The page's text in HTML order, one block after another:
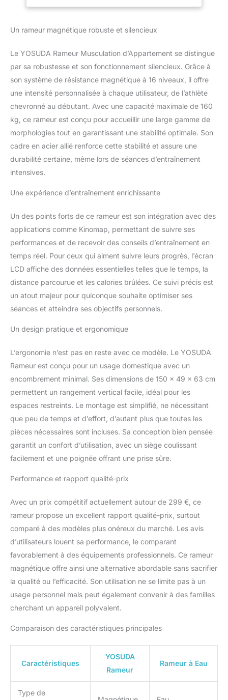
de l’environnement et
Plus de 3 000 000 de
foyers font confiance à
YOSUDA pour la qualité,
la sécurité et la
performance durable. 🚀
𝐏𝐋𝐔𝐒 𝐒𝐈𝐋𝐄𝐍𝐂𝐈𝐄𝐔𝐗 &
𝐃𝐔𝐑𝐀𝐁𝐋𝐄 – 𝐏𝐨𝐮𝐫 𝐯𝐨𝐭𝐫𝐞
𝐞𝐧𝐭𝐫𝐚î𝐧𝐞𝐦𝐞𝐧𝐭 𝐏𝐫𝐞𝐦𝐢𝐮𝐦 à
𝐝𝐨𝐦𝐢𝐜𝐢𝐥𝐞: Notre système
expérience de rame
acier robuste de 5 mm
supportant jusqu'à 160
kg, ce rameur YOSUDA
est conçu pour une
conception de rail
garantit durabilité et un
entraînement fluide –
idéal pour les utilisateurs
de 1,35 m à 2 m.
⚡𝐇𝐀𝐔𝐓𝐄 𝐏𝐔𝐈𝐒𝐒𝐀𝐍𝐂𝐄
𝐏𝐄𝐑𝐅𝐎𝐑𝐌𝐀𝐍𝐂𝐄
Entraînement
révolutionnaire avec
notre système de
résistance magnétique
HIGH-POWER. Volant
d'inertie de 6,3 kg et 16
niveaux de résistance
progressifs (environ 9-41
kg). Double les
possibilités
d'entraînement des
offrant du cardio doux
𝐂𝐎𝐍𝐍𝐄𝐂𝐓𝐈𝐕𝐈𝐓É
𝐈𝐍𝐓𝐄𝐋𝐋𝐈𝐆𝐄𝐍𝐓𝐄 &
𝐄𝐍𝐓𝐑𝐀Î𝐍𝐄𝐌𝐄𝐍𝐓𝐒
votre rameur via
Bluetooth à notre
application YOSUDA
pour des programmes
interactifs, des scénarios
virtuels et des courses.
Suivez en temps réel
(temps, distance,
calories, rythme,
cadence) sur le grand
écran LCD. Plongez dans
vos résultats. 🛠
Un rameur magnétique robuste et silencieux
Le YOSUDA Rameur Musculation d’Appartement se distingue
par sa robustesse et son fonctionnement silencieux. Grâce à
son système de résistance magnétique à 16 niveaux, il offre
une intensité personnalisée à chaque utilisateur, de l’athlète
chevronné au débutant. Avec une capacité maximale de 160
kg, ce rameur est conçu pour accueillir une large gamme de
morphologies tout en garantissant une stabilité optimale. Son
cadre en acier allié renforce cette stabilité et assure une
durabilité certaine, même lors de séances d’entraînement
intensives.
Une expérience d’entraînement enrichissante
Un des points forts de ce rameur est son intégration avec des
applications comme Kinomap, permettant de suivre ses
performances et de recevoir des conseils d’entraînement en
temps réel. Pour ceux qui aiment suivre leurs progrès, l’écran
LCD affiche des données essentielles telles que le temps, la
distance parcourue et les calories brûlées. Ce suivi précis est
un atout majeur pour quiconque souhaite optimiser ses
séances et atteindre ses objectifs personnels.
Un design pratique et ergonomique
L’ergonomie n’est pas en reste avec ce modèle. Le YOSUDA
Rameur est conçu pour un usage domestique avec un
encombrement minimal. Ses dimensions de 150 x 49 x 63 cm
permettent un rangement vertical facile, idéal pour les
espaces restreints. Le montage est simplifié, ne nécessitant
que peu de temps et d’effort, d’autant plus que toutes les
pièces nécessaires sont incluses. Sa conception bien pensée
garantit un confort d’utilisation, avec un siège coulissant
facilement et une poignée offrant une prise sûre.
Performance et rapport qualité-prix
Avec un prix compétitif actuellement autour de 299 €, ce
rameur propose un excellent rapport qualité-prix, surtout
comparé à des modèles plus onéreux du marché. Les avis
d’utilisateurs louent sa performance, le comparant
favorablement à des équipements professionnels. Ce rameur
magnétique offre ainsi une alternative abordable sans sacrifier
la qualité ou l’efficacité. Son utilisation ne se limite pas à un
usage personnel mais peut également convenir à des familles
cherchant un appareil polyvalent.
Comparaison des caractéristiques principales
Caractéristiques
YOSUDA
Rameur
Rameur à Eau
Type de